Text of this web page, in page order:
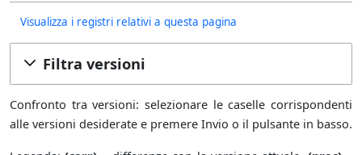
Visualizza i registri relativi a questa pagina
Filtra versioni
Confronto tra versioni: selezionare le caselle corrispondenti
alle versioni desiderate e premere Invio o il pulsante in basso.